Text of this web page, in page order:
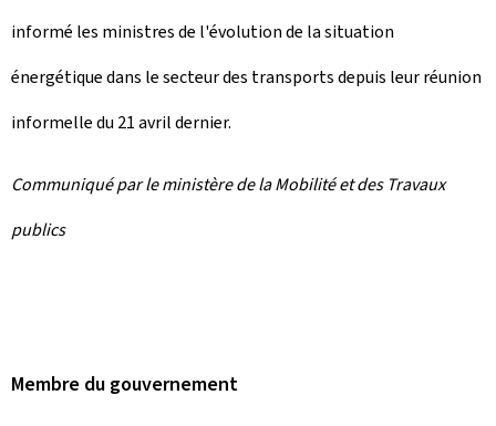
informé les ministres de l'évolution de la situation
énergétique dans le secteur des transports depuis leur réunion
informelle du 21 avril dernier.
Communiqué par le ministère de la Mobilité et des Travaux
publics
Membre du gouvernement